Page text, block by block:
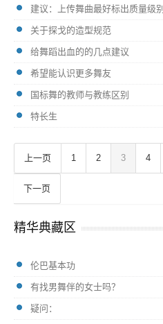
建议：上传舞曲最好标出质量级别
关于探戈的造型规范
给舞蹈出血的的几点建议
希望能认识更多舞友
国标舞的教师与教练区别
特长生
上一页 1 2 3 4
下一页
精华典藏区
伦巴基本功
有找男舞伴的女士吗？
疑问：